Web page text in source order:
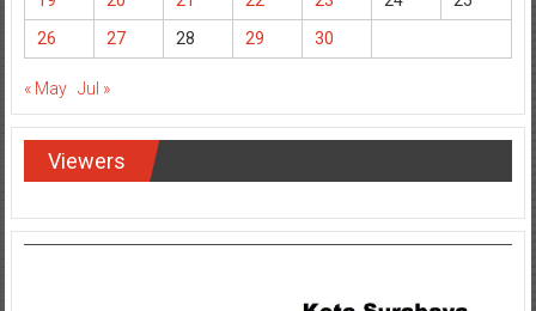
26
27 28 29 30
« May Jul »
Viewers